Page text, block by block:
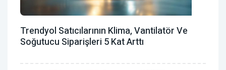
Trendyol Satıcılarının Klima, Vantilatör ‎ve
Soğutucu Siparişleri 5 Kat Arttı